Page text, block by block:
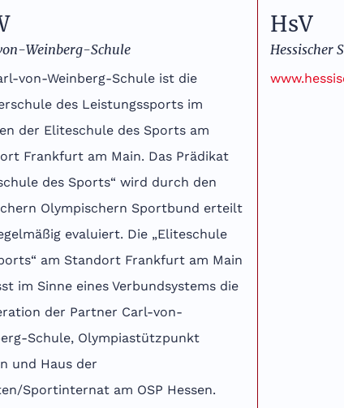
Weinberg-Schule
von-Weinberg-Schule ist die
des Leistungssports im
der Eliteschule des Sports am
Frankfurt am Main. Das Prädikat
des Sports“ wird durch den
Olympischern Sportbund erteilt
evaluiert. Die „Eliteschule
am Standort Frankfurt am Main
im Sinne eines Verbundsystems die
der Partner Carl-von-
Schule, Olympiastützpunkt
und Haus der
Sportinternat am OSP Hessen.
HsV
Hessischer